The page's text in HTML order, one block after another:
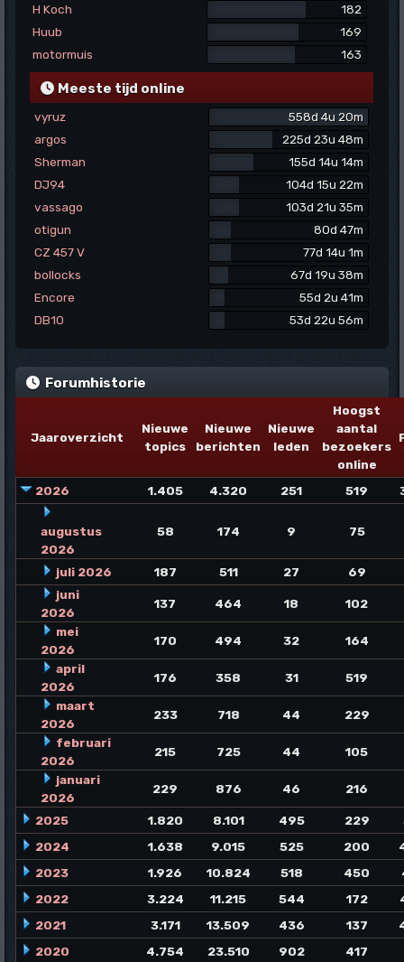
H Koch
182
Huub
169
motormuis
163
Meeste tijd online
vyruz
558d 4u 20m
argos
225d 23u 48m
Sherman
155d 14u 14m
DJ94
104d 15u 22m
vassago
103d 21u 35m
otigun
80d 47m
CZ 457 V
77d 14u 1m
bollocks
67d 19u 38m
Encore
55d 2u 41m
DB10
53d 22u 56m
Forumhistorie
Jaaroverzicht
Nieuwe
topics
Nieuwe
berichten
Nieuwe
leden
Hoogst
aantal
bezoekers
online
2026 1.405 4.320 251 519
augustus
2026
58 174 9 75
juli 2026 187 511 27
69
juni
2026
137 464 18
102
mei
2026
170 494 32
164
april
2026
176 358 31
519
maart
2026
233 718 44
229
februari
2026
215 725 44
105
januari
2026
229 876 46 216
2025 1.820 8.101 495 229
2024
1.638 9.015 525 200
2023
1.926 10.824 518 450
2022
3.224 11.215 544 172
2021
3.171 13.509 436 137
2020
4.754 23.510 902 417